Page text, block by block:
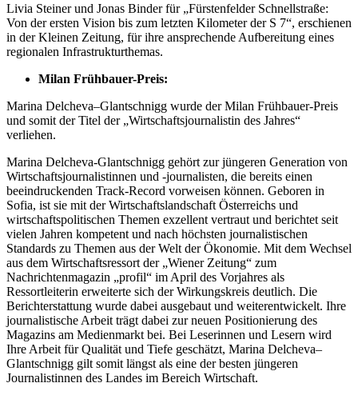
Livia Steiner und Jonas Binder für „Fürstenfelder Schnellstraße:
Von der ersten Vision bis zum letzten Kilometer der S 7“, erschienen
in der Kleinen Zeitung, für ihre ansprechende Aufbereitung eines
regionalen Infrastrukturthemas.
Milan Frühbauer-Preis:
Marina Delcheva–Glantschnigg wurde der Milan Frühbauer-Preis
und somit der Titel der „Wirtschaftsjournalistin des Jahres“
verliehen.
Marina Delcheva-Glantschnigg gehört zur jüngeren Generation von
Wirtschaftsjournalistinnen und -journalisten, die bereits einen
beeindruckenden Track-Record vorweisen können. Geboren in
Sofia, ist sie mit der Wirtschaftslandschaft Österreichs und
wirtschaftspolitischen Themen exzellent vertraut und berichtet seit
vielen Jahren kompetent und nach höchsten journalistischen
Standards zu Themen aus der Welt der Ökonomie. Mit dem Wechsel
aus dem Wirtschaftsressort der „Wiener Zeitung“ zum
Nachrichtenmagazin „profil“ im April des Vorjahres als
Ressortleiterin erweiterte sich der Wirkungskreis deutlich. Die
Berichterstattung wurde dabei ausgebaut und weiterentwickelt. Ihre
journalistische Arbeit trägt dabei zur neuen Positionierung des
Magazins am Medienmarkt bei. Bei Leserinnen und Lesern wird
Ihre Arbeit für Qualität und Tiefe geschätzt, Marina Delcheva–
Glantschnigg gilt somit längst als eine der besten jüngeren
Journalistinnen des Landes im Bereich Wirtschaft.